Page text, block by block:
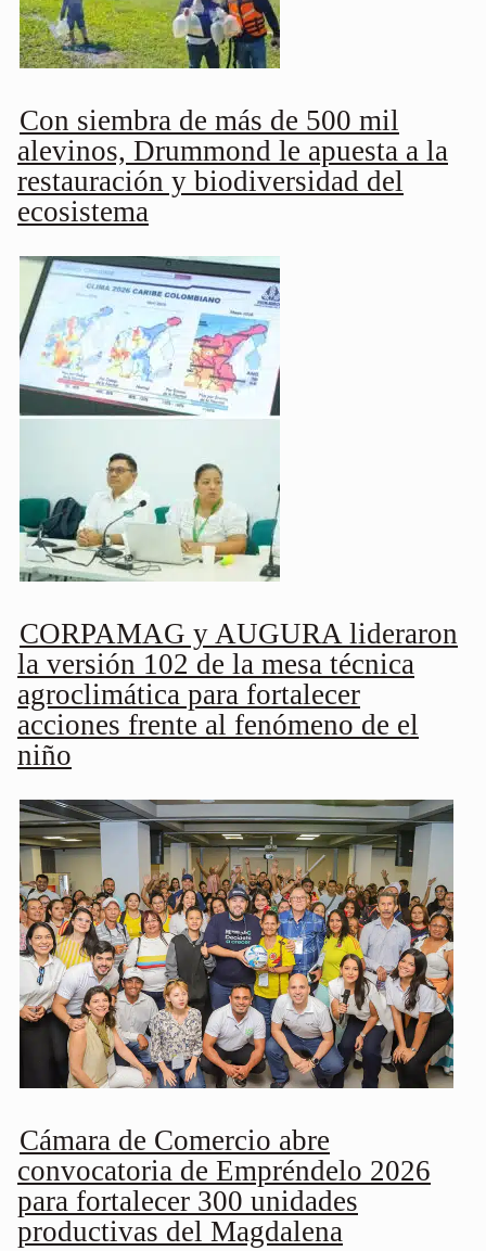
Con siembra de más de 500 mil
alevinos, Drummond le apuesta a la
restauración y biodiversidad del
ecosistema
CORPAMAG y AUGURA lideraron
la versión 102 de la mesa técnica
agroclimática para fortalecer
acciones frente al fenómeno de el
niño
Cámara de Comercio abre
convocatoria de Empréndelo 2026
para fortalecer 300 unidades
productivas del Magdalena